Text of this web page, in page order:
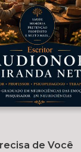
de Você